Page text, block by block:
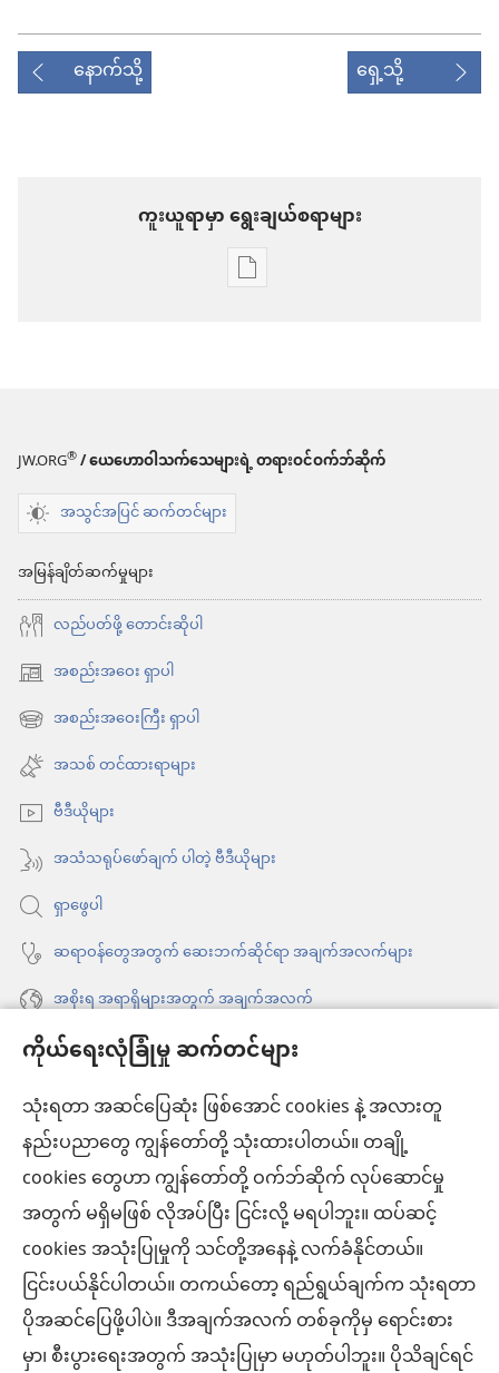
ကိုယ်ရေးလုံခြုံမှု ဆက်တင်များ
သုံးရတာ အဆင်ပြေဆုံး ဖြစ်အောင် cookies နဲ့ အလားတူ
နည်းပညာတွေ ကျွန်တော်တို့ သုံးထားပါတယ်။ တချို့
cookies တွေဟာ ကျွန်တော်တို့ ဝက်ဘ်ဆိုက် လုပ်ဆောင်မှု
အတွက် မရှိမဖြစ် လိုအပ်ပြီး ငြင်းလို့ မရပါဘူး။ ထပ်ဆင့်
cookies အသုံးပြုမှုကို သင်တို့အနေနဲ့ လက်ခံနိုင်တယ်။
ငြင်းပယ်နိုင်ပါတယ်။ တကယ်တော့ ရည်ရွယ်ချက်က သုံးရတာ
ပိုအဆင်ပြေဖို့ပါပဲ။ ဒီအချက်အလက် တစ်ခုကိုမှ ရောင်းစား
မှာ၊ စီးပွားရေးအတွက် အသုံးပြုမှာ မဟုတ်ပါဘူး။ ပိုသိချင်ရင်
နောက်သို့ ရှေ့သို့
ကူးယူရာမှာ ရွေးချယ်စရာများ
စာပေ
ရွေးချယ်
မျှော်စင်
JW.ORG®/ ယေဟောဝါသက်သေများရဲ့ တရားဝင်ဝက်ဘ်ဆိုက်
အသွင်အပြင် ဆက်တင်များ
အမြန်ချိတ်ဆက်မှုများ
လည်ပတ်ဖို့ တောင်းဆိုပါ
အစည်းအဝေး ရှာပါ
(window
အသစ်
င့်
နေ
ပါ
တယ်)
အစည်းအဝေးကြီး ရှာပါ
(window
အသစ်
င့်
နေ
ပါ
တယ်)
အသစ် တင်ထားရာများ
ဗီဒီယိုများ
အသံသရုပ်ဖော်ချက် ပါတဲ့ ဗီဒီယိုများ
ရှာဖွေပါ
ဆရာဝန်တွေအတွက် ဆေးဘက်ဆိုင်ရာ အချက်အလက်များ
အစိုးရ အရာရှိများအတွက် အချက်အလက်
အကူအညီ
အလှူငွေ
(window
အသစ်
ဖွ
င့်
နေ
ပါ
တယ်)
ကင်းမျှော်စင် အွန်လိုင်းစာကြည့်တိုက်™
(window
အသစ်
ဖွ
င့်
နေ
ပါ
တယ်)
JW Hub®
(window
အသစ်
ဖွ
င့်
နေ
JW Library®
ကင်းမျှော်စင် စာကြည့်တိုက်